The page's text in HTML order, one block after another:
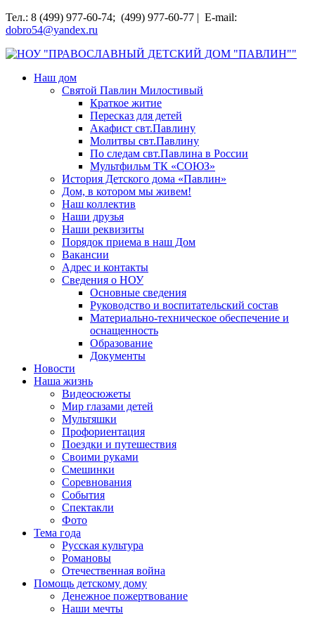
Перейти
к
Тел.: 8 (499) 977-60-74; (499) 977-60-77 | E-mail:
dobro54@yandex.ru
НОУ "ПРАВОСЛАВНЫЙ ДЕТСКИЙ ДОМ "ПАВЛИН""
Наш дом
Святой Павлин Милостивый
Краткое житие
Пересказ для детей
Акафист свт.Павлину
Молитвы свт.Павлину
По следам свт.Павлина в России
Мультфильм ТК «СОЮЗ»
История Детского дома «Павлин»
Дом, в котором мы живем!
Наш коллектив
Наши друзья
Наши реквизиты
Порядок приема в наш Дом
Вакансии
Адрес и контакты
Сведения о НОУ
Основные сведения
Руководство и воспитательский состав
Материально-техническое обеспечение и
оснащенность
Образование
Документы
Новости
Наша жизнь
Видеосюжеты
Мир глазами детей
Мультяшки
Профориентация
Поездки и путешествия
Своими руками
Смешинки
Соревнования
События
Спектакли
Фото
Тема года
Русская культура
Романовы
Отечественная война
Помощь детскому дому
Денежное пожертвование
Наши мечты